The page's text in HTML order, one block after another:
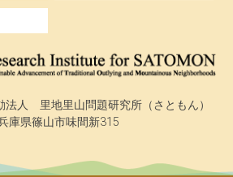
法人 里地里山問題研究所（さともん）
庫県篠山市味間新315